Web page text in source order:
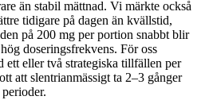
än stabil mättnad. Vi märkte också
tidigare på dagen än kvällstid,
på 200 mg per portion snabbt blir
doseringsfrekvens. För oss
ett eller två strategiska tillfällen per
att slentrianmässigt ta 2–3 gånger